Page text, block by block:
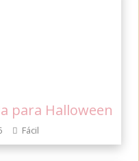
para Halloween
Fácil